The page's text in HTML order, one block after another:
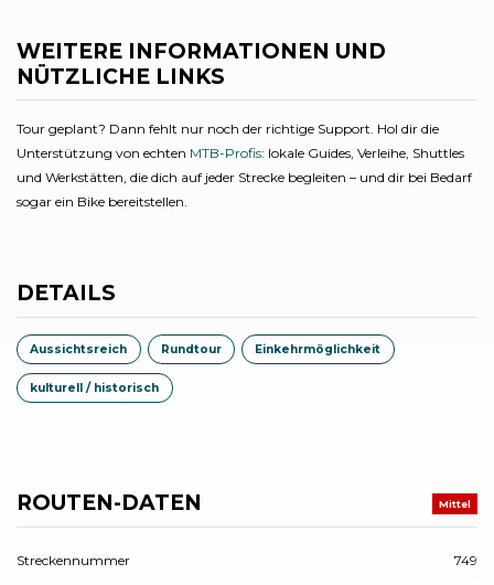
WEITERE INFORMATIONEN UND
NÜTZLICHE LINKS
Tour geplant? Dann fehlt nur noch der richtige Support. Hol dir die
Unterstützung von echten MTB-Profis: lokale Guides, Verleihe, Shuttles
und Werkstätten, die dich auf jeder Strecke begleiten – und dir bei Bedarf
sogar ein Bike bereitstellen.
DETAILS
Aussichtsreich Rundtour Einkehrmöglichkeit
kulturell / historisch
ROUTEN-DATEN Mittel
Streckennummer 749